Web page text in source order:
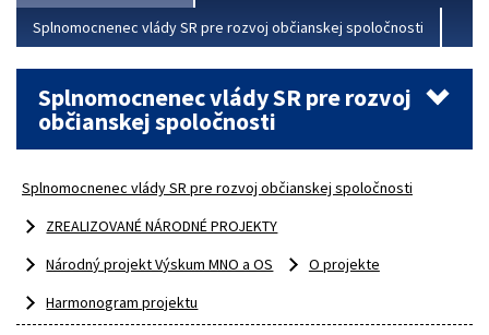
Splnomocnenec vlády SR pre rozvoj občianskej spoločnosti
Splnomocnenec vlády SR pre rozvoj
občianskej spoločnosti
Splnomocnenec vlády SR pre rozvoj občianskej spoločnosti
ZREALIZOVANÉ NÁRODNÉ PROJEKTY
Národný projekt Výskum MNO a OS
O projekte
Harmonogram projektu